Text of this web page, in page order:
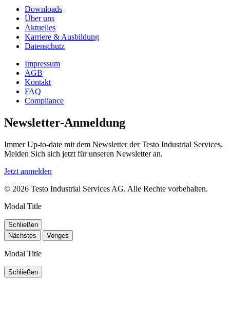
Downloads
Über uns
Aktuelles
Karriere & Ausbildung
Datenschutz
Impressum
AGB
Kontakt
FAQ
Compliance
Newsletter-Anmeldung
Immer Up-to-date mit dem Newsletter der Testo Industrial Services.
Melden Sich sich jetzt für unseren Newsletter an.
Jetzt anmelden
© 2026 Testo Industrial Services AG. Alle Rechte vorbehalten.
Modal Title
Schließen
Nächstes
Voriges
Modal Title
Schließen